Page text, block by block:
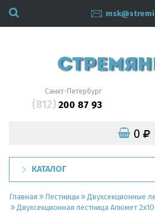
Санкт-Петербург
(812) 200 87 93
0
КАТАЛОГ
Главная Лестницы
Двухсекционные
Двухсекционная лестница Алюмет